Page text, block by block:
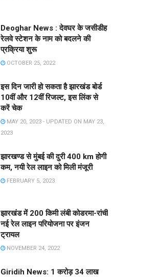
Deoghar News : देवघर के जसीडीह
रेलवे स्टेशन के नाम को बदलने की
प्रक्रिया शुरू
OCTOBER 25, 2022
इस दिन जारी हो सकता है झारखंड बोर्ड
10वीं और 12वीं रिजल्ट, इस लिंक से
करें चेक
MAY 20, 2023 - UPDATED ON MAY 23,
2023
झारखण्ड से मुंबई की दुरी 400 km होगी
कम, नयी रेल लाइन को मिली मंजूरी
FEBRUARY 5, 2023
झारखंड में 200 किमी लंबी कोडरमा-रांची
नई रेल लाइन परियोजना पर इंजन
ट्रायल
NOVEMBER 24, 2022
Giridih News: 1 करोड़ 34 लाख